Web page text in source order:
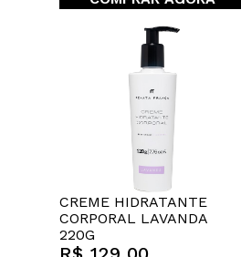
CREME HIDRATANTE
CORPORAL LAVANDA
220G